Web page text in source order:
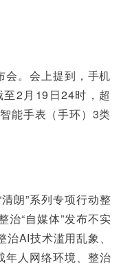
会。会上提到，手机
2月19日24时，超
能手表（手环）3类
朗”系列专项行动整
治“自媒体”发布不实
AI技术滥用乱象、
年人网络环境、整治